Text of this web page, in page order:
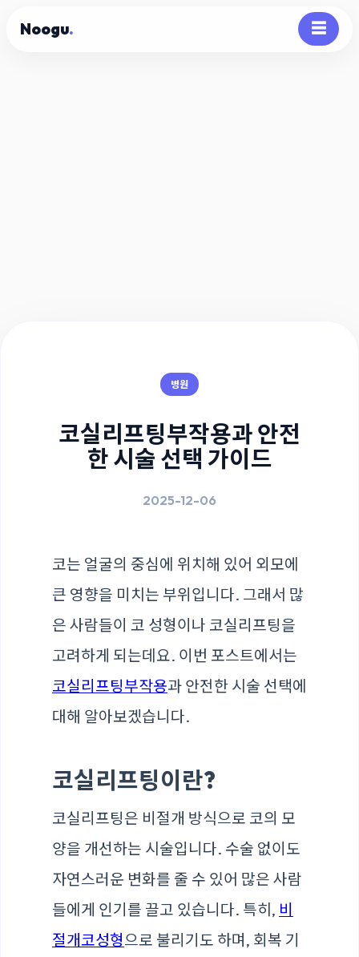
Noogu. ☰
병원
코실리프팅부작용과 안전
한 시술 선택 가이드
2025-12-06
코는 얼굴의 중심에 위치해 있어 외모에
큰 영향을 미치는 부위입니다. 그래서 많
은 사람들이 코 성형이나 코실리프팅을
고려하게 되는데요. 이번 포스트에서는
코실리프팅부작용과 안전한 시술 선택에
대해 알아보겠습니다.
코실리프팅이란?
코실리프팅은 비절개 방식으로 코의 모
양을 개선하는 시술입니다. 수술 없이도
자연스러운 변화를 줄 수 있어 많은 사람
들에게 인기를 끌고 있습니다. 특히, 비
절개코성형으로 불리기도 하며, 회복 기